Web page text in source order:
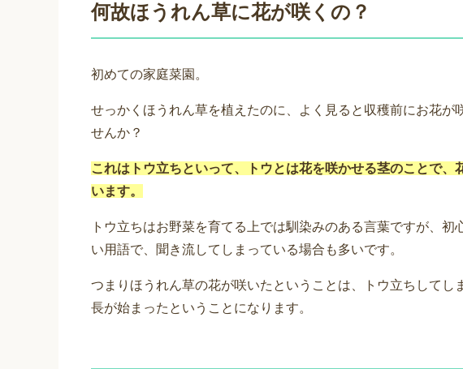
何故ほうれん草に花が咲くの？
初めての家庭菜園。
せっかくほうれん草を植えたのに、よく見ると収穫前にお花が
せんか？
これはトウ立ちといって、トウとは花を咲かせる茎のことで、
います。
トウ立ちはお野菜を育てる上では馴染みのある言葉ですが、初
い用語で、聞き流してしまっている場合も多いです。
つまりほうれん草の花が咲いたということは、トウ立ちしてし
長が始まったということになります。